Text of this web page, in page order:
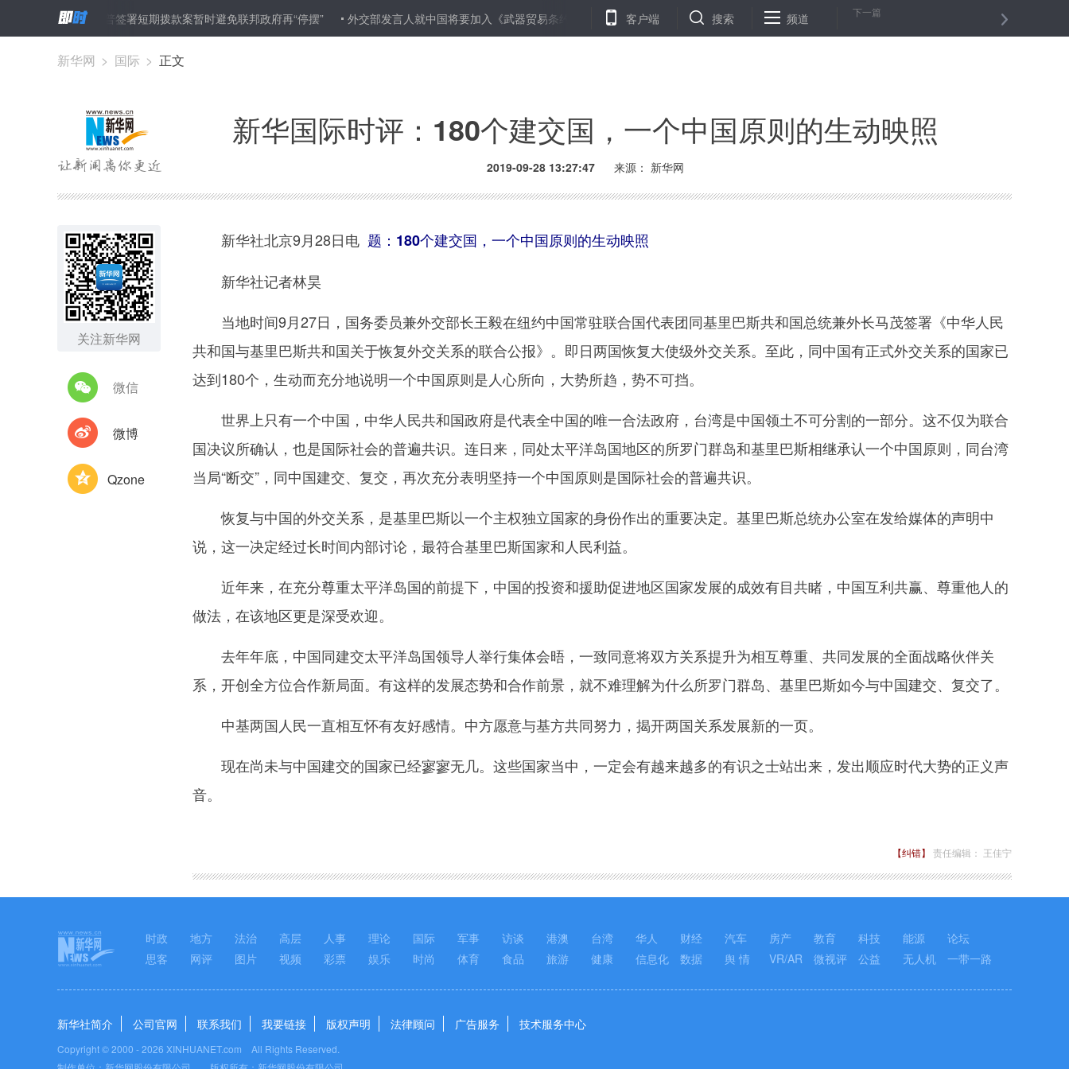
特朗普签署短期拨款案暂时避免联邦政府再“停摆” 外交部发言人就中国将要加入《武器贸易条约》问题答记者问 埃及鲜橙出口企业期待第二届进博会 我以芳华伴敦煌——记敦煌研究院建院75
客户端 搜索 频道 下一篇
新华网 > 国际 > 正文
新华国际时评：180个建交国，一个中国原则的生动映照
2019-09-28 13:27:47 来源： 新华网
关注新华网
微信
微博
Qzone
新华社北京9月28日电 题：180个建交国，一个中国原则的生动映照
新华社记者林昊
当地时间9月27日，国务委员兼外交部长王毅在纽约中国常驻联合国代表团同基里巴斯共和国总统兼外长马茂签署《中华人民
共和国与基里巴斯共和国关于恢复外交关系的联合公报》。即日两国恢复大使级外交关系。至此，同中国有正式外交关系的国家已
达到180个，生动而充分地说明一个中国原则是人心所向，大势所趋，势不可挡。
世界上只有一个中国，中华人民共和国政府是代表全中国的唯一合法政府，台湾是中国领土不可分割的一部分。这不仅为联合
国决议所确认，也是国际社会的普遍共识。连日来，同处太平洋岛国地区的所罗门群岛和基里巴斯相继承认一个中国原则，同台湾
当局“断交”，同中国建交、复交，再次充分表明坚持一个中国原则是国际社会的普遍共识。
恢复与中国的外交关系，是基里巴斯以一个主权独立国家的身份作出的重要决定。基里巴斯总统办公室在发给媒体的声明中
说，这一决定经过长时间内部讨论，最符合基里巴斯国家和人民利益。
近年来，在充分尊重太平洋岛国的前提下，中国的投资和援助促进地区国家发展的成效有目共睹，中国互利共赢、尊重他人的
做法，在该地区更是深受欢迎。
去年年底，中国同建交太平洋岛国领导人举行集体会晤，一致同意将双方关系提升为相互尊重、共同发展的全面战略伙伴关
系，开创全方位合作新局面。有这样的发展态势和合作前景，就不难理解为什么所罗门群岛、基里巴斯如今与中国建交、复交了。
中基两国人民一直相互怀有友好感情。中方愿意与基方共同努力，揭开两国关系发展新的一页。
现在尚未与中国建交的国家已经寥寥无几。这些国家当中，一定会有越来越多的有识之士站出来，发出顺应时代大势的正义声
音。
【纠错】 责任编辑： 王佳宁
时政 地方 法治 高层 人事 理论 国际 军事 访谈 港澳 台湾 华人 财经 汽车 房产 教育 科技 能源
论坛
思客
网评 图片 视频 彩票 娱乐 时尚 体育 食品 旅游 健康 信息化 数据 舆 情 VR/AR 微视评 公益 无人机 一带一路
新华社简介 公司官网 联系我们 我要链接 版权声明 法律顾问 广告服务 技术服务中心
Copyright © 2000 -2026 XINHUANET.com All Rights Reserved.